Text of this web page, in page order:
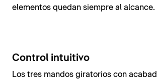
elementos quedan siempre al alcance.
Control intuitivo
Los tres mandos giratorios con